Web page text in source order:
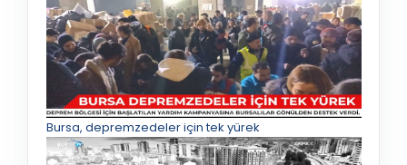
Bursa, depremzedeler için tek yürek